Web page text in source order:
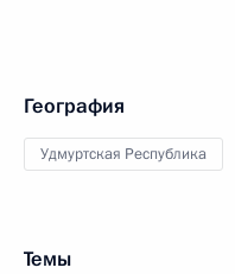
География
Удмуртская Республика
Темы